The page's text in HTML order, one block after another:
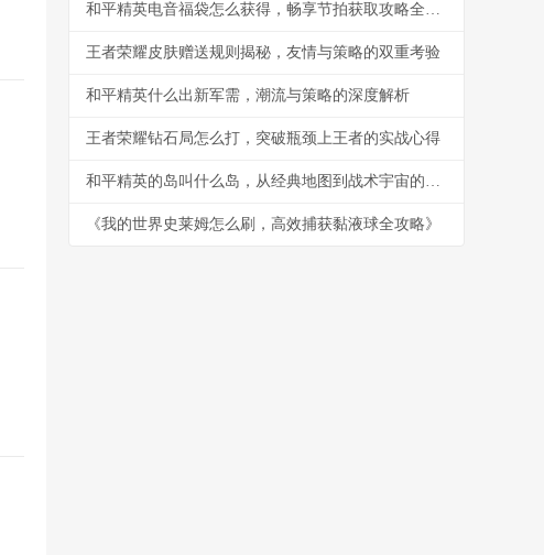
和平精英电音福袋怎么获得，畅享节拍获取攻略全解析
王者荣耀皮肤赠送规则揭秘，友情与策略的双重考验
和平精英什么出新军需，潮流与策略的深度解析
王者荣耀钻石局怎么打，突破瓶颈上王者的实战心得
和平精英的岛叫什么岛，从经典地图到战术宇宙的副标题
《我的世界史莱姆怎么刷，高效捕获黏液球全攻略》